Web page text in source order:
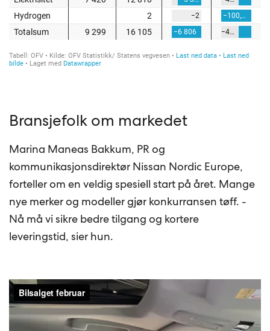
Bransjefolk om markedet
Marina Maneas Bakkum, PR og
kommunikasjonsdirektør Nissan Nordic Europe,
forteller om en veldig spesiell start på året. Mange
nye merker og modeller gjør konkurransen tøff. -
Nå må vi sikre bedre tilgang og kortere
leveringstid, sier hun.